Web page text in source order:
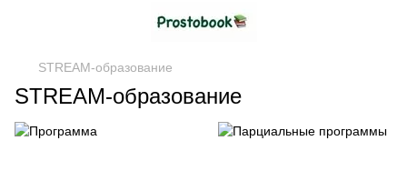
STREAM-образование
STREAM-образование